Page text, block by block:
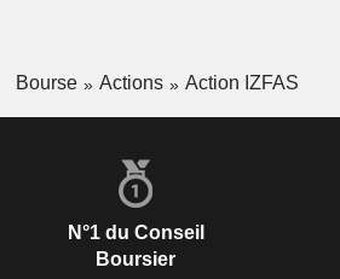
Bourse Actions Action IZFAS
N°1 du Conseil
Boursier